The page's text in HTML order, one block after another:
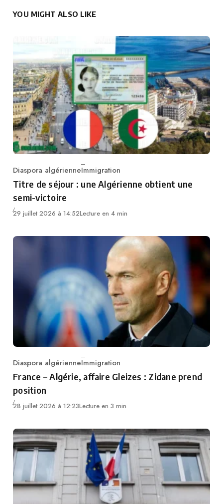
YOU MIGHT ALSO LIKE
Category
Diaspora algérienneImmigration
Titre de séjour : une Algérienne obtient une
semi-victoire
29 juillet 2026 à 14:52Lecture en 4 min
Category
Diaspora algérienneImmigration
France – Algérie, affaire Gleizes : Zidane prend
position
28 juillet 2026 à 12:23Lecture en 3 min